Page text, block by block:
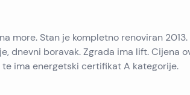
more. Stan je kompletno renoviran
dnevni boravak. Zgrada ima lift. Cijena
ima energetski certifikat A kategorije.